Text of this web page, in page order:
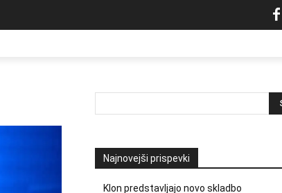
Najnovejši prispevki
Klon predstavljajo novo skladbo